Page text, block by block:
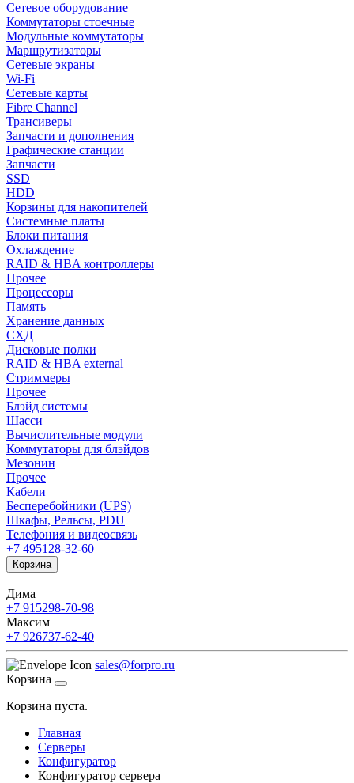
Сетевое оборудование
Коммутаторы стоечные
Модульные коммутаторы
Маршрутизаторы
Сетевые экраны
Wi-Fi
Сетевые карты
Fibre Channel
Трансиверы
Запчасти и дополнения
Графические станции
Запчасти
SSD
HDD
Корзины для накопителей
Системные платы
Блоки питания
Охлаждение
RAID & HBA контроллеры
Прочее
Процессоры
Память
Хранение данных
СХД
Дисковые полки
RAID & HBA external
Стриммеры
Прочее
Блэйд системы
Шасси
Вычислительные модули
Коммутаторы для блэйдов
Мезонин
Прочее
Кабели
Бесперебойники (UPS)
Шкафы, Рельсы, PDU
Телефония и видеосвязь
+7 495128-32-60
Корзина
Дима
+7 915298-70-98
Максим
+7 926737-62-40
sales@forpro.ru
Корзина
Корзина пуста.
Главная
Серверы
Конфигуратор
Конфигуратор сервера